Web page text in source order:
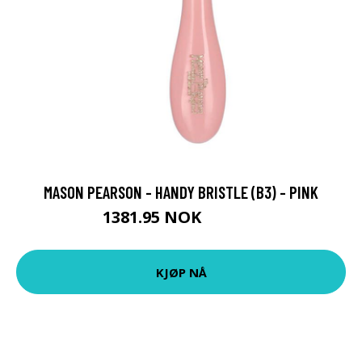
MASON PEARSON - HANDY BRISTLE (B3) - PINK
1381.95 NOK
KJØP NÅ